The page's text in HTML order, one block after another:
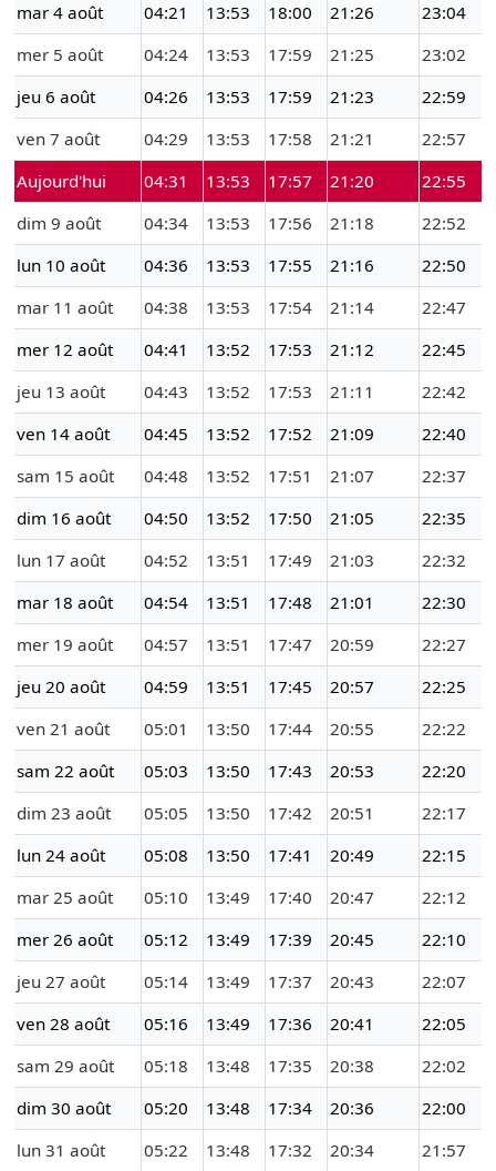
mar 4 août
04:21 13:53 18:00 21:26
23:04
mer 5 août
04:24 13:53 17:59 21:25
23:02
jeu 6 août
04:26 13:53 17:59 21:23
22:59
ven 7 août
04:29 13:53 17:58 21:21
22:57
Aujourd'hui
04:31 13:53 17:57 21:20
22:55
dim 9 août
04:34 13:53 17:56 21:18
22:52
lun 10 août
04:36 13:53 17:55 21:16
22:50
mar 11 août
04:38 13:53 17:54 21:14
22:47
mer 12 août
04:41 13:52 17:53 21:12
22:45
jeu 13 août
04:43 13:52 17:53 21:11
22:42
ven 14 août
04:45 13:52 17:52 21:09
22:40
sam 15 août
04:48 13:52 17:51 21:07
22:37
dim 16 août
04:50 13:52 17:50 21:05
22:35
lun 17 août
04:52 13:51 17:49 21:03
22:32
mar 18 août
04:54 13:51 17:48 21:01
22:30
mer 19 août
04:57 13:51 17:47 20:59
22:27
jeu 20 août
04:59 13:51 17:45 20:57
22:25
ven 21 août
05:01 13:50 17:44 20:55
22:22
sam 22 août
05:03 13:50 17:43 20:53
22:20
dim 23 août
05:05 13:50 17:42 20:51
22:17
lun 24 août
05:08 13:50 17:41 20:49
22:15
mar 25 août
05:10 13:49 17:40 20:47
22:12
mer 26 août
05:12 13:49 17:39 20:45
22:10
jeu 27 août
05:14 13:49 17:37 20:43
22:07
ven 28 août
05:16 13:49 17:36 20:41
22:05
sam 29 août
05:18 13:48 17:35 20:38
22:02
dim 30 août
05:20 13:48 17:34 20:36
22:00
lun 31 août
05:22 13:48 17:32 20:34 21:57